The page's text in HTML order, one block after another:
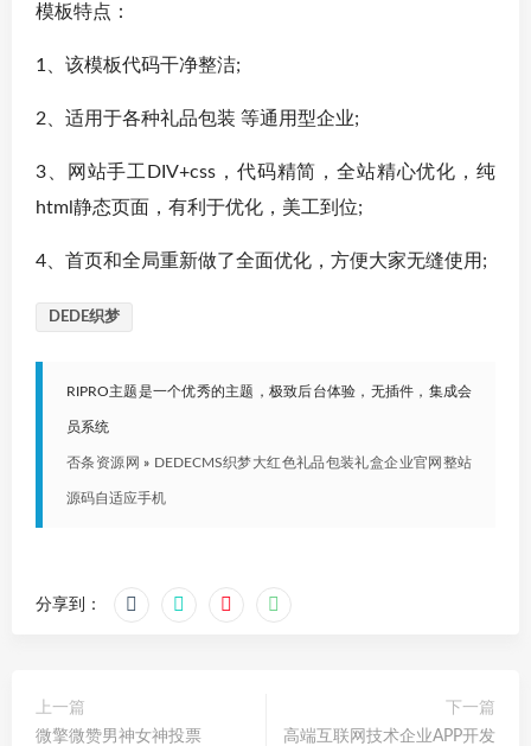
模板特点：
1、该模板代码干净整洁;
2、适用于各种礼品包装 等通用型企业;
3、网站手工DIV+css，代码精简，全站精心优化，纯
html静态页面，有利于优化，美工到位;
4、首页和全局重新做了全面优化，方便大家无缝使用;
DEDE织梦
RIPRO主题是一个优秀的主题，极致后台体验，无插件，集成会
员系统
否条资源网 » DEDECMS织梦大红色礼品包装礼盒企业官网整站
源码自适应手机
分享到：
上一篇
微擎微赞男神女神投票
下一篇
高端互联网技术企业APP开发